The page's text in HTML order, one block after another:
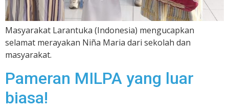
Masyarakat Larantuka (Indonesia) mengucapkan
selamat merayakan Niña Maria dari sekolah dan
masyarakat.
Pameran MILPA yang luar
biasa!